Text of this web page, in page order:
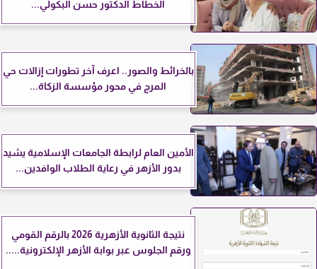
الخطاط الدكتور حسن البكولي...
بالخرائط والصور.. اعرف آخر تطورات إزالات حي
المرج في محور مؤسسة الزكاة...
الأمين العام لرابطة الجامعات الإسلامية يشيد
بدور الأزهر في رعاية الطلاب الوافدين...
نتيجة الثانوية الأزهرية 2026 بالرقم القومي
ورقم الجلوس عبر بوابة الأزهر الإلكترونية.....